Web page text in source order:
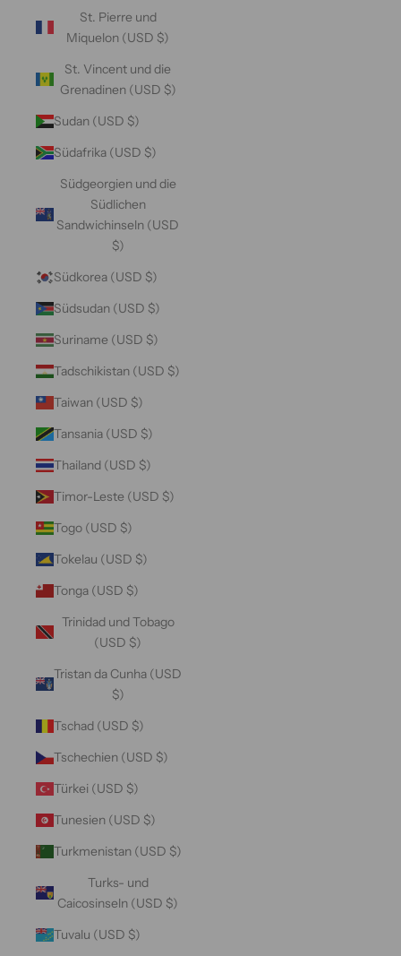
St. Pierre und
Miquelon (USD $)
St. Vincent und die
Grenadinen (USD $)
Sudan (USD $)
Südafrika (USD $)
Südgeorgien und die
Südlichen
Sandwichinseln (USD
$)
Südkorea (USD $)
Südsudan (USD $)
Suriname (USD $)
Tadschikistan (USD $)
Taiwan (USD $)
Tansania (USD $)
Thailand (USD $)
Timor-Leste (USD $)
Togo (USD $)
Tokelau (USD $)
Tonga (USD $)
Trinidad und Tobago
(USD $)
Tristan da Cunha (USD
$)
Tschad (USD $)
Tschechien (USD $)
Türkei (USD $)
Tunesien (USD $)
Turkmenistan (USD $)
Turks- und
Caicosinseln (USD $)
Tuvalu (USD $)